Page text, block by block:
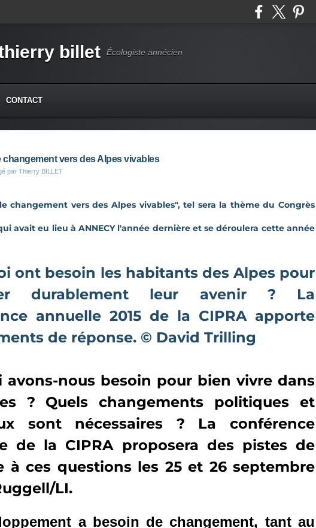
billet Écologiste annécien
CONTACT
changement vers des Alpes vivables
par Thierry BILLET
changement vers des Alpes vivables",tel sera la thème du Congrès
avait eu lieu à ANNECY l'année dernière et se déroulera cette année
avons-nous besoin pour bien vivre dans
? Quels changements politiques et
sont nécessaires ? La conférence
de la CIPRA proposera des pistes de
à ces questions les 25 et 26 septembre
LI.
a besoin de changement, tant au